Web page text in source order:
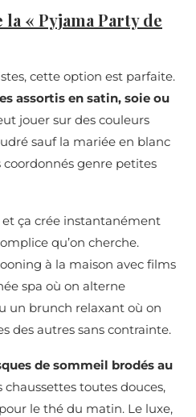
« Pyjama Party de
cette option est parfaite.
assortis en satin, soie ou
jouer sur des couleurs
sauf la mariée en blanc
coordonnés genre petites
et ça crée instantanément
qu’on cherche.
à la maison avec films
spa où on alterne
un brunch relaxant où on
des autres sans contrainte.
de sommeil brodés au
chaussettes toutes douces,
le thé du matin. Le luxe,